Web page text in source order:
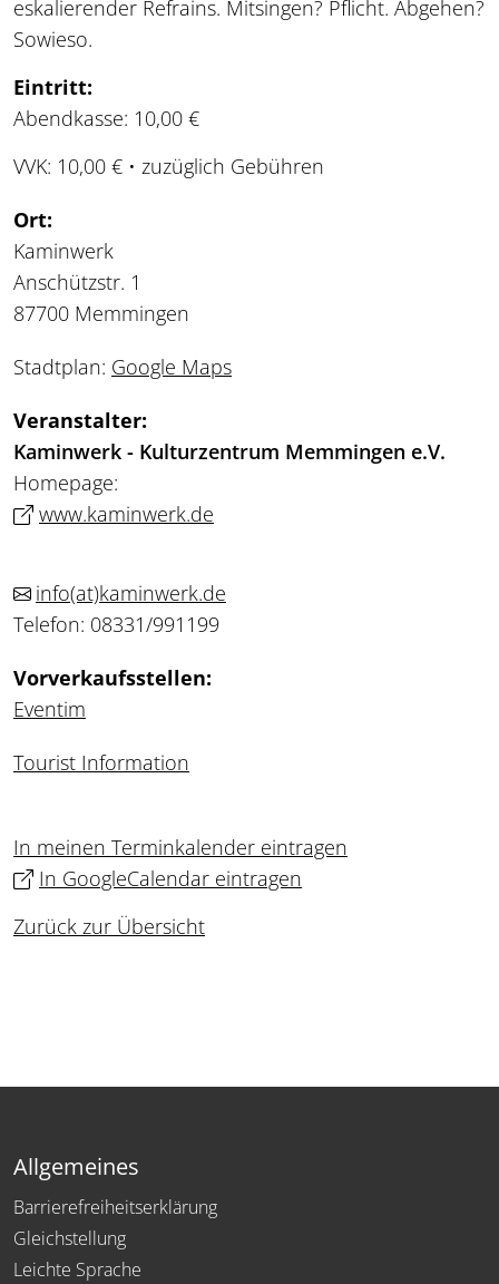
eskalierender Refrains. Mitsingen? Pflicht. Abgehen?
Sowieso.
Eintritt:
Abendkasse: 10,00 €
VVK: 10,00 € • zuzüglich Gebühren
Ort:
Kaminwerk
Anschützstr. 1
87700 Memmingen
Stadtplan: Google Maps
Veranstalter:
Kaminwerk - Kulturzentrum Memmingen e.V.
Homepage:
www.kaminwerk.de
info(at)kaminwerk.de
Telefon: 08331/991199
Vorverkaufsstellen:
Eventim
Tourist Information
In meinen Terminkalender eintragen
In GoogleCalendar eintragen
Zurück zur Übersicht
Allgemeines
Barrierefreiheitserklärung
Gleichstellung
Leichte Sprache